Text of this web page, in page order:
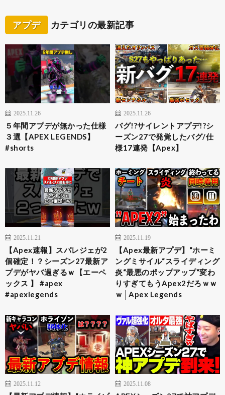
アプデ カテゴリの最新記事
2025.11.26
５年間アプデが無かった仕様
３選【APEX LEGENDS】
#shorts
2025.11.26
バグ!?サイレントアプデ!?シ
ーズン27で発覚したバグ/仕
様17連発【Apex】
2025.11.21
【Apex速報】スパレジェが2
個確定！？シーズン27最新ア
プデがヤバ過ぎるｗ【エーペ
ックス 】 #apex
#apexlegends
2025.11.19
【Apex最新アプデ】“ホーミ
ングミサイル“スライディング
炎“最悪のポップアップ“変わ
りすぎてもうApex2だろｗｗ
ｗ│Apex Legends
2025.11.12 2025.11.08